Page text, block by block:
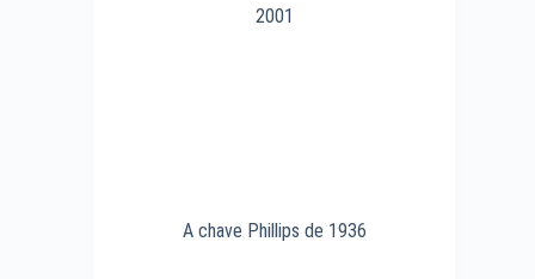
2001
A chave Phillips de 1936